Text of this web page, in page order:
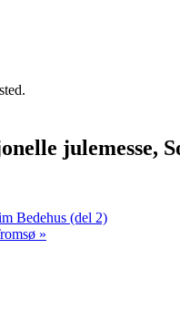
julemesse,
Bedehus (del 2)
»